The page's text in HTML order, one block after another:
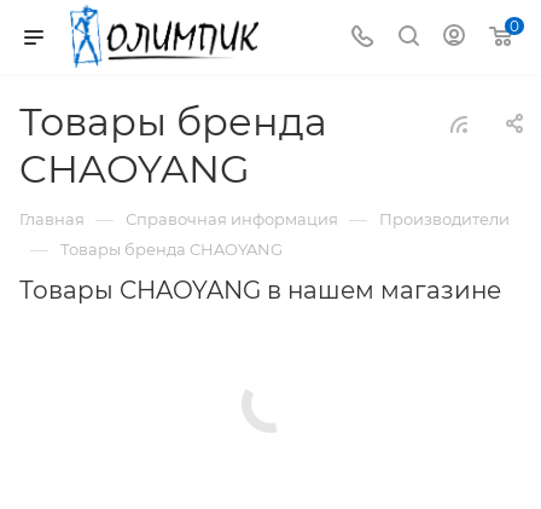
0
Товары бренда
CHAOYANG
Главная — Справочная информация — Производители
— Товары бренда CHAOYANG
Товары CHAOYANG в нашем магазине